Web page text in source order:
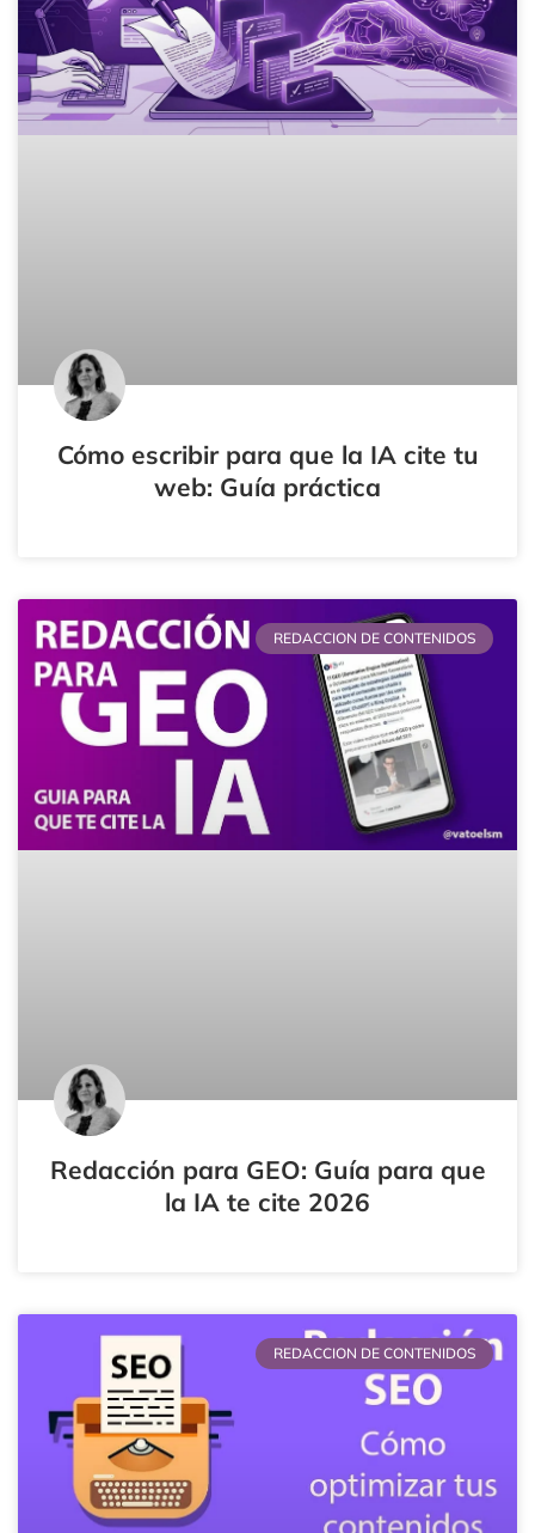
Cómo escribir para que la IA cite tu
web: Guía práctica
REDACCION DE CONTENIDOS
Redacción para GEO: Guía para que
la IA te cite 2026
REDACCION DE CONTENIDOS